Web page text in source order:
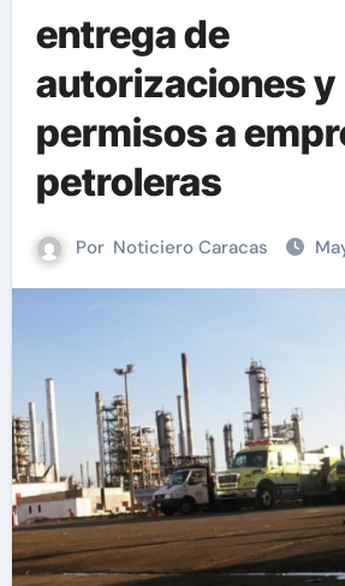
entrega de
autorizaciones y
permisos a
petroleras
Por Noticiero Caracas